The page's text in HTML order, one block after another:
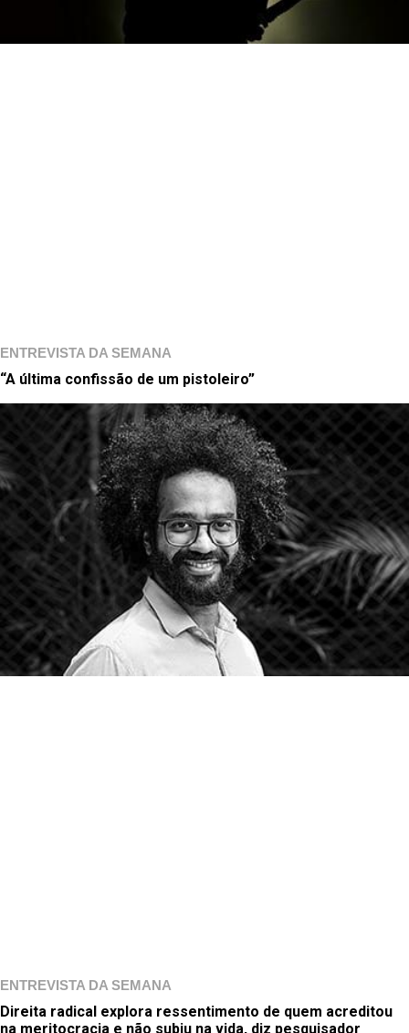
ENTREVISTA DA SEMANA
“A última confissão de um pistoleiro”
ENTREVISTA DA SEMANA
Direita radical explora ressentimento de quem acreditou
na meritocracia e não subiu na vida, diz pesquisador